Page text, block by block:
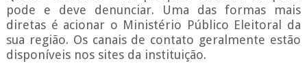
pode e deve denunciar. Uma das formas mais
diretas é acionar o Ministério Público Eleitoral da
sua região. Os canais de contato geralmente estão
disponíveis nos sites da instituição.